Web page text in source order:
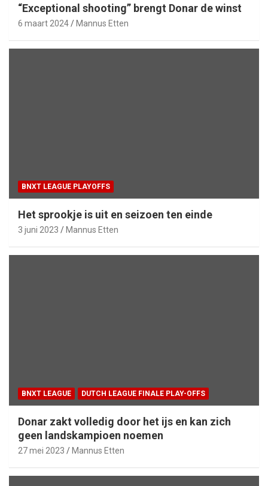
“Exceptional shooting” brengt Donar de winst
6 maart 2024 Mannus Etten
BNXT LEAGUE PLAYOFFS
Het sprookje is uit en seizoen ten einde
3 juni 2023 Mannus Etten
BNXT LEAGUE DUTCH LEAGUE FINALE PLAY-OFFS
Donar zakt volledig door het ijs en kan zich
geen landskampioen noemen
27 mei 2023 Mannus Etten